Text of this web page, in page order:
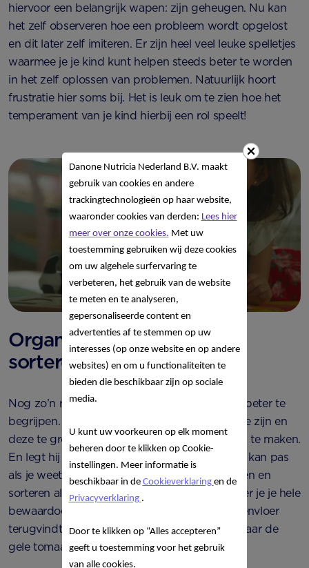
hiervoor een belangrijk wapen: zijn geheugen. Nu kan
het zelf observeren hoe een probleem wordt opgelost
en dit later zelf imiteren. Er zijn heel veel leuke spelletjes
waarmee je je kind kunt helpen steeds beter te worden
in het zelf oplossen van problemen. Natuurlijk hoort
frustratie hier soms bij. Het is leuk om te zien hoe het
temperament van je kind hierbij een rol speelt!
Organiseren, classificeren,
sorteren
Nog zo’n rijtje dat helpt de wereld een beetje beter te
begrijpen. Door dingen te vinden die hetzelfde zijn en
deze te groeperen, leert je peuter onderscheid te maken.
En legt hij de basis voor het tellen, want tellen kan pas
als je weet wat je telt. Vaak gebeurt organiseren en
sorteren al voor je er erg in hebt, zoals wanneer je je hele
bewaardoosjes in nette stapeltjes op de keukenvloer
terugvindt, of je peuter aangeeft alleen nog maar de
gele tomaatjes te willen eten.
Danone Nutricia Nederland B.V. maakt
gebruik van cookies en andere
trackingtechnologieën op haar website,
waaronder cookies van derden: Lees hier
meer over onze cookies. Met uw
toestemming gebruiken wij deze cookies
om uw algehele surfervaring te
verbeteren, het gebruik van de website
te meten en te analyseren,
gepersonaliseerde content en
advertenties af te stemmen op uw
interesses (op onze website en op andere
websites) en om u functionaliteiten te
bieden die beschikbaar zijn op sociale
media.
U kunt uw voorkeuren op elk moment
beheren door te klikken op Cookie-
instellingen. Meer informatie is
beschikbaar in de Cookieverklaring en de
Privacyverklaring .
Door te klikken op “Alles accepteren”
geeft u toestemming voor het gebruik
van alle cookies.